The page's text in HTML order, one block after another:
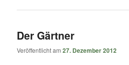
Der Gärtner
Veröffentlicht am27. Dezember 2012